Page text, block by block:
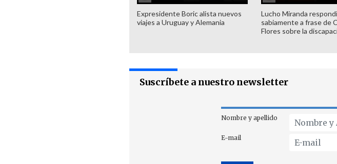
Expresidente Boric alista nuevos
viajes a Uruguay y Alemania
Lucho Miranda
sabiamente a frase de
Flores sobre la
Suscríbete a nuestro newsletter
Nombre y apellido
E-mail